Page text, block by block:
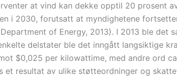
at vind kan dekke opptil 20 prosent
i 2030, forutsatt at myndighetene
of Energy, 2013). I 2013 ble det
delstater ble det inngått langsiktige
$0,025 per kilowattime, med andre ord
et resultat av ulike støtteordninger og